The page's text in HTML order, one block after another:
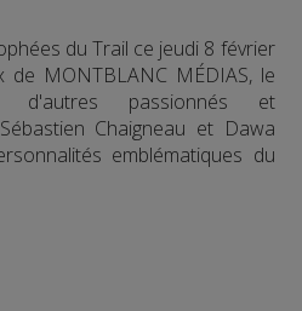
du Trail ce jeudi 8 février
MONTBLANC MÉDIAS, le
passionnés et
Chaigneau et Dawa
emblématiques du